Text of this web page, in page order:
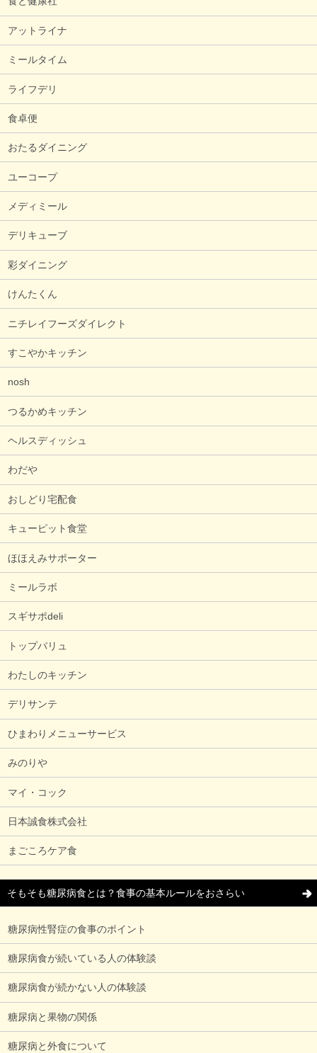
アットライナ
ミールタイム
ライフデリ
食卓便
おたるダイニング
ユーコープ
メディミール
デリキューブ
彩ダイニング
けんたくん
ニチレイフーズダイレクト
すこやかキッチン
nosh
つるかめキッチン
ヘルスディッシュ
わだや
おしどり宅配食
キューピット食堂
ほほえみサポーター
ミールラボ
スギサポdeli
トップバリュ
わたしのキッチン
デリサンテ
ひまわりメニューサービス
みのりや
マイ・コック
日本誠食株式会社
まごころケア食
そもそも糖尿病食とは？食事の基本ルールをおさらい
糖尿病性腎症の食事のポイント
糖尿病食が続いている人の体験談
糖尿病食が続かない人の体験談
糖尿病と果物の関係
糖尿病と外食について